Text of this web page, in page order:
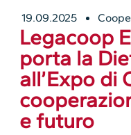
19.09.2025
Legacoop
porta la
all’Expo di
e futuro